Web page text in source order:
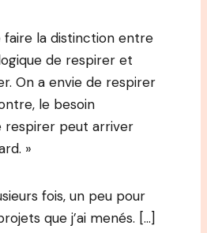
faire la distinction entre
de respirer et
On a envie de respirer
le besoin
respirer peut arriver
»
fois, un peu pour
que j’ai menés. […]